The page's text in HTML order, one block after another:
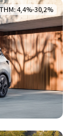
THM: 4,4%-30,2%